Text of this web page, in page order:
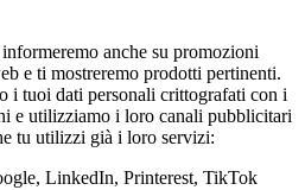
anche su promozioni
e ti mostreremo prodotti pertinenti.
i tuoi dati personali crittografati con i
e utilizziamo i loro canali pubblicitari
tu utilizzi già i loro servizi:
LinkedIn, Printerest, TikTok